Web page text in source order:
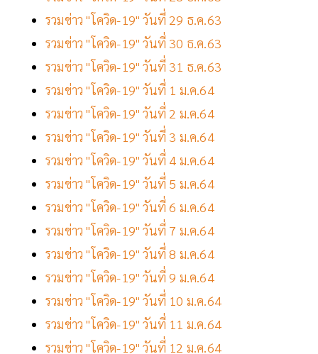
รวมข่าว "โควิด-19" วันที่ 29 ธ.ค.63
รวมข่าว "โควิด-19" วันที่ 30 ธ.ค.63
รวมข่าว "โควิด-19" วันที่ 31 ธ.ค.63
รวมข่าว "โควิด-19" วันที่ 1 ม.ค.64
รวมข่าว "โควิด-19" วันที่ 2 ม.ค.64
รวมข่าว "โควิด-19" วันที่ 3 ม.ค.64
รวมข่าว "โควิด-19" วันที่ 4 ม.ค.64
รวมข่าว "โควิด-19" วันที่ 5 ม.ค.64
รวมข่าว "โควิด-19" วันที่ 6 ม.ค.64
รวมข่าว "โควิด-19" วันที่ 7 ม.ค.64
รวมข่าว "โควิด-19" วันที่ 8 ม.ค.64
รวมข่าว "โควิด-19" วันที่ 9 ม.ค.64
รวมข่าว "โควิด-19" วันที่ 10 ม.ค.64
รวมข่าว "โควิด-19" วันที่ 11 ม.ค.64
รวมข่าว "โควิด-19" วันที่ 12 ม.ค.64